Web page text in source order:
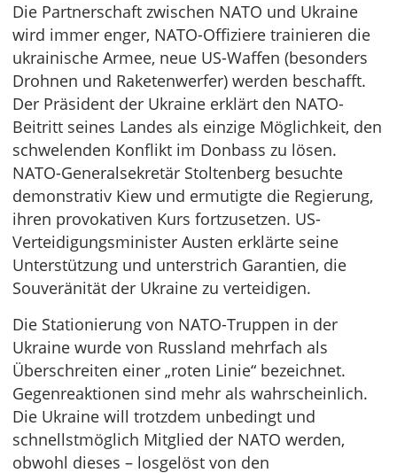
Die Partnerschaft zwischen NATO und Ukraine
wird immer enger, NATO-Offiziere trainieren die
ukrainische Armee, neue US-Waffen (besonders
Drohnen und Raketenwerfer) werden beschafft.
Der Präsident der Ukraine erklärt den NATO-
Beitritt seines Landes als einzige Möglichkeit, den
schwelenden Konflikt im Donbass zu lösen.
NATO-Generalsekretär Stoltenberg besuchte
demonstrativ Kiew und ermutigte die Regierung,
ihren provokativen Kurs fortzusetzen. US-
Verteidigungsminister Austen erklärte seine
Unterstützung und unterstrich Garantien, die
Souveränität der Ukraine zu verteidigen.
Die Stationierung von NATO-Truppen in der
Ukraine wurde von Russland mehrfach als
Überschreiten einer „roten Linie“ bezeichnet.
Gegenreaktionen sind mehr als wahrscheinlich.
Die Ukraine will trotzdem unbedingt und
schnellstmöglich Mitglied der NATO werden,
obwohl dieses – losgelöst von den